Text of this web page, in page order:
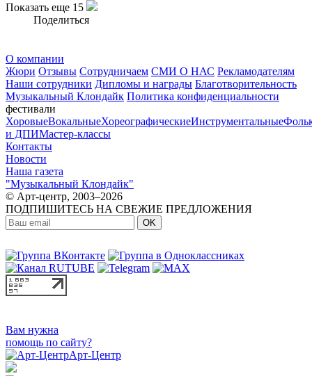
Показать еще 15
Поделиться
О компании
Жюри Отзывы Сотрудничаем СМИ О НАС Рекламодателям
Наши сотрудники Дипломы и награды Благотворительность
Музыкальный Клондайк Политика конфиденциальности
фестивали
ХоровыеВокальныеХореографическиеИнструментальные
и ДПИМастер-классы
Контакты
Новости
Наша газета
"Музыкальный Клондайк"
© Арт-центр, 2003–2026
ПОДПИШИТЕСЬ НА СВЕЖИЕ ПРЕДЛОЖЕНИЯ
OK
Вам нужна
помощь по сайту?
Арт-Центр